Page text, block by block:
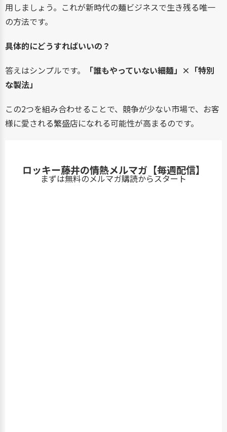
用しましょう。これが新時代の麺ビジネスで生き残る唯一
の方法です。
具体的にどうすればいいの？
答えはシンプルです。
「誰もやっていない細麺」×「特別
な製法」
この2つを組み合わせることで、競争が少ない市場で、お客
様に愛される繁盛店になれる可能性が高まるのです。
ロッキー藤井の情熱メルマガ【毎週配信】
まずは無料のメルマガ購読からスタート